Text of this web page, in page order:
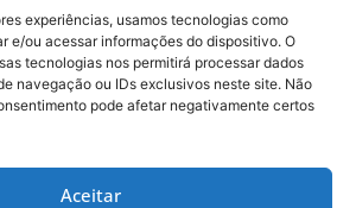
experiências, usamos tecnologias como
e/ou acessar informações do dispositivo. O
tecnologias nos permitirá processar dados
navegação ou IDs exclusivos neste site. Não
pode afetar negativamente certos
Aceitar
ESSA NOTÍCIA